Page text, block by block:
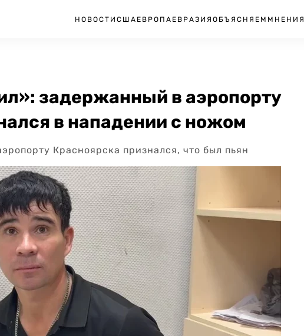
НОВОСТИ США ЕВРОПА ЕВРАЗИЯ ОБЪЯСНЯЕМ МНЕНИЯ
задержанный в аэропорту
в нападении с ножом
Красноярска признался, что был пьян